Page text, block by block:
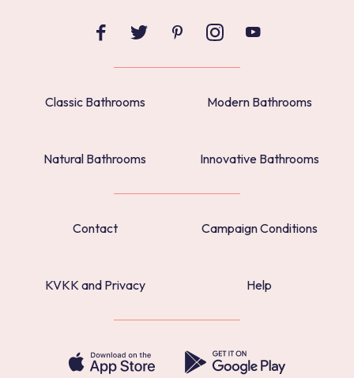
Contact Campaign Conditions
KVKK and Privacy Help
Classic Bathrooms Modern Bathrooms
Natural Bathrooms Innovative Bathrooms